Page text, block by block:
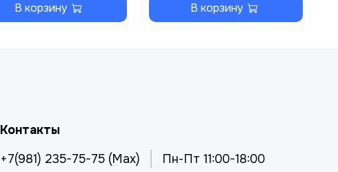
В корзину В корзину
Контакты
+7(981) 235-75-75 (Max)
Пн-Пт 11:00-18:00